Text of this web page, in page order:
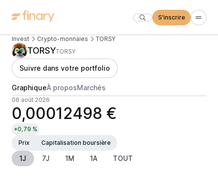
S'inscrire
Invest Crypto-monnaies TORSY
TORSYTORSY
Suivre dans votre portfolio
GraphiqueÀ proposMarchés
06 août 2026
0,00012498 €
+0,79 %
Prix
Capitalisation boursière
1J 7J 1M 1A TOUT